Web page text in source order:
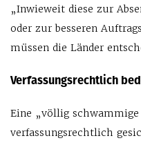
„Inwieweit diese zur
oder zur besseren
müssen die Länder
Verfassungsrechtlich
Eine „völlig
verfassungsrechtlich